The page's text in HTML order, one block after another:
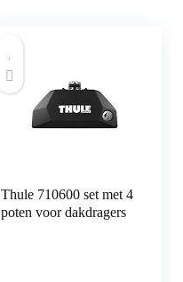
Thule 710600 set met 4
poten voor dakdragers